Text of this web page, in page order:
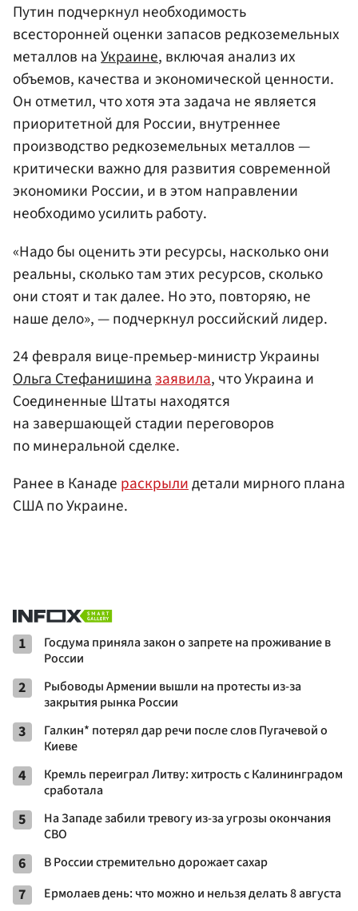
Путин подчеркнул необходимость
всесторонней оценки запасов редкоземельных
металлов наУкраине, включая анализ их
объемов, качества и экономической ценности.
Он отметил, что хотя эта задача не является
приоритетной для России, внутреннее
производство редкоземельных металлов —
критически важно для развития современной
экономики России, и в этом направлении
необходимо усилить работу.
«Надо бы оценить эти ресурсы, насколько они
реальны, сколько там этих ресурсов, сколько
они стоят и так далее. Но это, повторяю, не
наше дело», — подчеркнул российский лидер.
24 февраля вице-премьер-министр Украины
Ольга Стефанишиназаявила, что Украина и
Соединенные Штаты находятся
на завершающей стадии переговоров
по минеральной сделке.
Ранее в Канаде раскрылидетали мирного плана
США по Украине.
1
Госдума приняла закон о запрете на проживание в
России
2
Рыбоводы Армении вышли на протесты из-за
закрытия рынка России
3
Галкин* потерял дар речи после слов Пугачевой о
Киеве
4
Кремль переиграл Литву: хитрость с Калининградом
сработала
5
На Западе забили тревогу из-за угрозы окончания
СВО
6 В России стремительно дорожает сахар
7 Ермолаев день: что можно и нельзя делать 8 августа